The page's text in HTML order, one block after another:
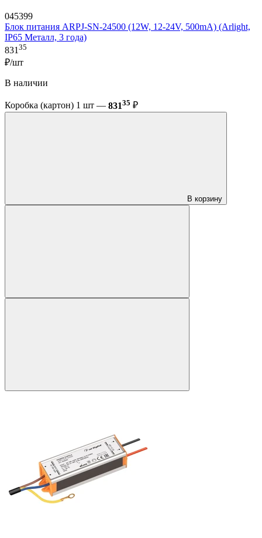
045399
Блок питания ARPJ-SN-24500 (12W, 12-24V, 500mA) (Arlight,
IP65 Металл, 3 года)
831 35
₽/шт
В наличии
Коробка (картон) 1 шт — 83135 ₽
В корзину